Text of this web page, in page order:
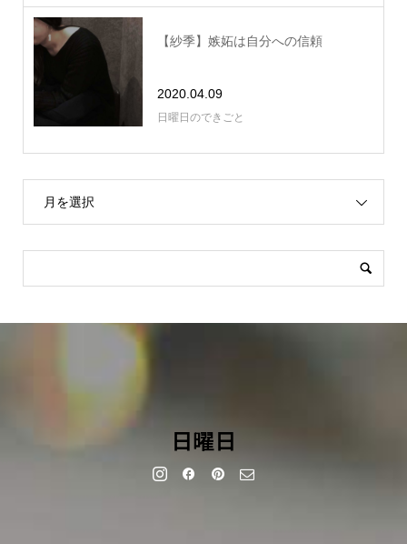
【紗季】嫉妬は自分への信頼
2020.04.09
日曜日のできごと
月を選択
日曜日